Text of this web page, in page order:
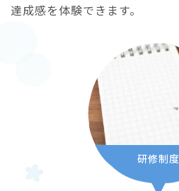
達成感を体験できます。
研修制度